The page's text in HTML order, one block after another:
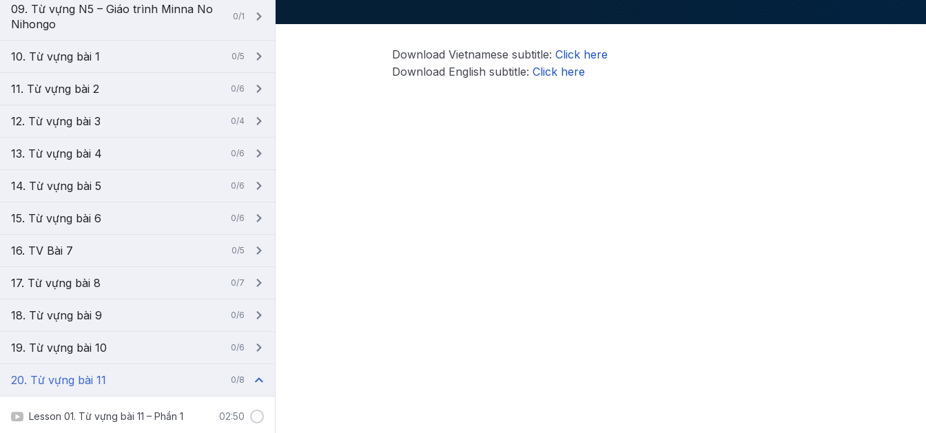
09. Từ vựng N5 – Giáo trình Minna No
Nihongo
0/1
10. Từ vựng bài 1 0/5
11. Từ vựng bài 2 0/6
12. Từ vựng bài 3 0/4
13. Từ vựng bài 4 0/6
14. Từ vựng bài 5 0/6
15. Từ vựng bài 6 0/6
16. TV Bài 7 0/5
17. Từ vựng bài 8 0/7
18. Từ vựng bài 9 0/6
19. Từ vựng bài 10 0/6
20. Từ vựng bài 11 0/8
Lesson 01. Từ vựng bài 11 – Phần 1 02:50
Download Vietnamese subtitle:Click here
Download English subtitle:Click here